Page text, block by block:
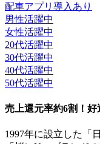
配車アプリ導入あり
男性活躍中
女性活躍中
20代活躍中
30代活躍中
40代活躍中
50代活躍中
売上還元率約6割！
1997年に設立した「